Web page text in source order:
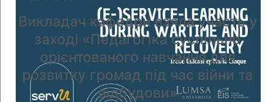
Викладач кафедри взяла участь у
заході «Педагогіка суспільно
орієнтованого навчання для
розвитку громад під час війни та
відбудови»